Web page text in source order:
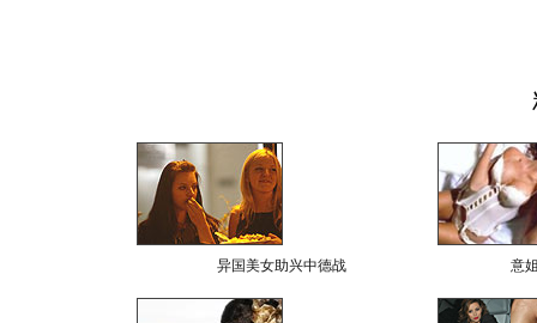
异国美女助兴中德战 意